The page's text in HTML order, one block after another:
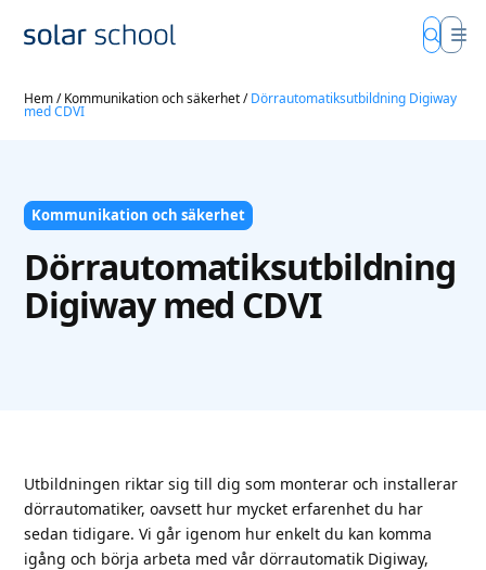
Hem/Kommunikation och säkerhet/Dörrautomatiksutbildning Digiway
med CDVI
Kommunikation och säkerhet
Dörrautomatiksutbildning
Digiway med CDVI
Utbildningen riktar sig till dig som monterar och installerar
dörrautomatiker, oavsett hur mycket erfarenhet du har
sedan tidigare. Vi går igenom hur enkelt du kan komma
igång och börja arbeta med vår dörrautomatik Digiway,